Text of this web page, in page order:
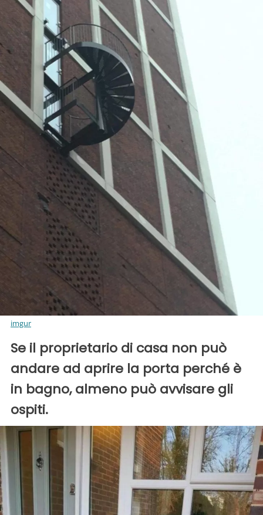
imgur
Se il proprietario di casa non può
andare ad aprire la porta perché è
in bagno, almeno può avvisare gli
ospiti.